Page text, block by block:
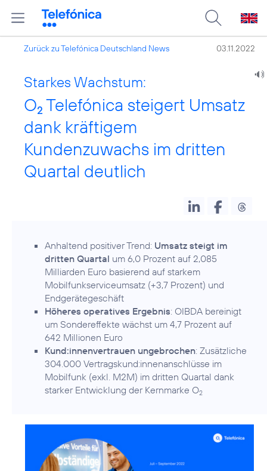
Zurück zu Telefónica Deutschland News 03.11.2022
Starkes Wachstum:
O2 Telefónica steigert Umsatz
dank kräftigem
Kundenzuwachs im dritten
Quartal deutlich
Anhaltend positiver Trend: Umsatz steigt im
dritten Quartal um 6,0 Prozent auf 2,085
Milliarden Euro basierend auf starkem
Mobilfunkserviceumsatz (+3,7 Prozent) und
Endgerätegeschäft
Höheres operatives Ergebnis: OIBDA bereinigt
um Sondereffekte wächst um 4,7 Prozent auf
642 Millionen Euro
Kund:innenvertrauen ungebrochen: Zusätzliche
304.000 Vertragskund:innenanschlüsse im
Mobilfunk (exkl. M2M) im dritten Quartal dank
starker Entwicklung der Kernmarke O2